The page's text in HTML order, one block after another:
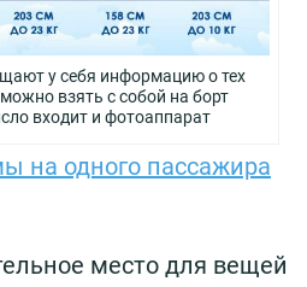
у себя информацию о тех
взять с собой на борт
входит и фотоаппарат
на одного пассажира
место для вещей